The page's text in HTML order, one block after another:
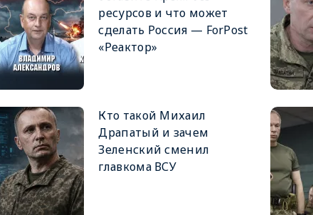
ресурсов и что может
сделать Россия — ForPost
«Реактор»
Кто такой Михаил
Драпатый и зачем
Зеленский сменил
главкома ВСУ